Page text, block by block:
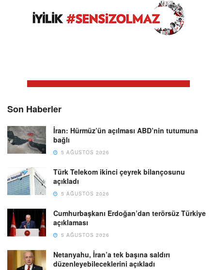
Son Haberler
İran: Hürmüz’ün açılması ABD’nin tutumuna
bağlı
5 AĞUSTOS 2026
Türk Telekom ikinci çeyrek bilançosunu
açıkladı
5 AĞUSTOS 2026
Cumhurbaşkanı Erdoğan’dan terörsüz Türkiye
açıklaması
5 AĞUSTOS 2026
Netanyahu, İran’a tek başına saldırı
düzenleyebileceklerini açıkladı